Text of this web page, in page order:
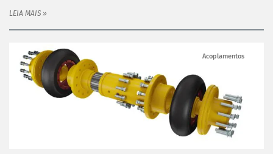
LEIA MAIS »
Acoplamentos